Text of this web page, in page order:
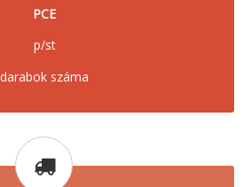
PCE
p/st
darabok száma